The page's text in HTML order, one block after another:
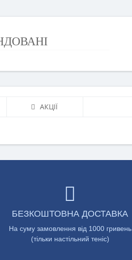
АКЦІЇ
БЕЗКОШТОВНА ДОСТАВКА
На суму замовлення від 1000 гривень
(тільки настільний теніс)